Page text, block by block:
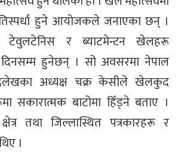
हुने आयोजकले जनाएका छन् ।
र ब्याटमेन्टन खेलहरू
हुनेछन् । सो अवसरमा नेपाल
अध्यक्ष चक्र केसीले खेलकुद
सकारात्मक बाटोमा हिँड्ने बताए ।
तथा जिल्लास्थित पत्रकारहरू र
।